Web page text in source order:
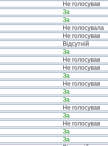
Не голосував
За
За
Не голосувала
Не голосував
Відсутній
За
Не голосував
Не голосував
За
Не голосував
За
За
Не голосував
За
Не голосував
За
За